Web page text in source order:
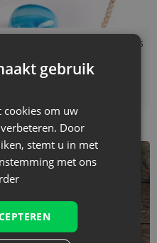
05/02/2025
geschikt voor e-
gebruik
cookies om uw
Door
stemt u in met
met ons